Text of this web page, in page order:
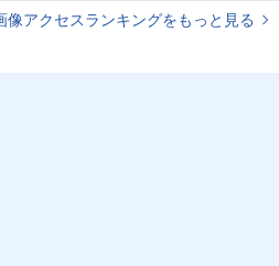
像アクセスランキングをもっと見る